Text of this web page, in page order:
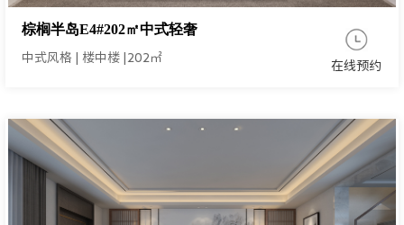
棕榈半岛E4#202㎡中式轻奢
中式风格 楼中楼 202㎡
在线预约